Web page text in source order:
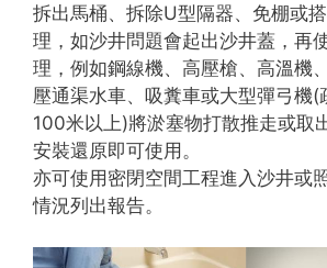
拆出馬桶、拆除U型隔器、免棚或
理，如沙井問題會起出沙井蓋，再
理，例如鋼線機、高壓槍、高溫機
壓通渠水車、吸糞車或大型彈弓機(
100米以上)將淤塞物打散推走或取
安裝還原即可使用。
亦可使用密閉空間工程進入沙井或
情況列出報告。